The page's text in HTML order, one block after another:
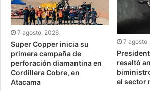
7 agosto, 2026
Super Copper inicia su
primera campaña de
perforación diamantina en
Cordillera Cobre, en
Atacama
7
resaltó
el sector